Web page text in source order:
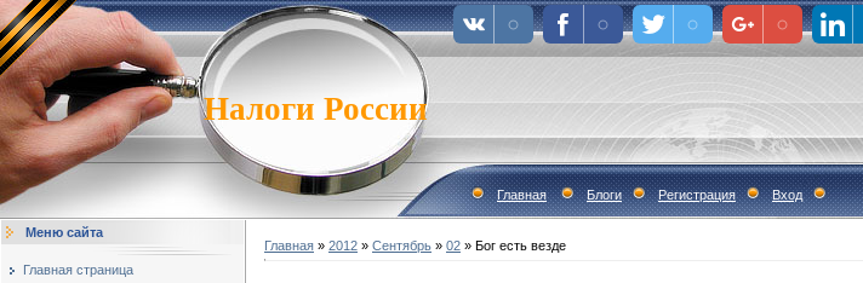
Налоги России
Главная Блоги Регистрация Вход
Меню сайта
Главная страница
Главная » 2012 » Сентябрь » 02 » Бог есть везде